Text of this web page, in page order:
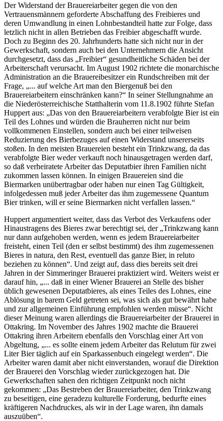
Der Widerstand der Brauereiarbeiter gegen die von den
Vertrauensmännern geforderte Abschaffung des Freibieres und
deren Umwandlung in einen Lohnbestandteil hatte zur Folge, dass
letzlich nicht in allen Betrieben das Freibier abgeschafft wurde.
Doch zu Beginn des 20. Jahrhunderts hatte sich nicht nur in der
Gewerkschaft, sondern auch bei den Unternehmern die Ansicht
durchgesetzt, dass das „Freibier“ gesundheitliche Schäden bei der
Arbeiterschaft verursacht. Im August 1902 richtete die monarchische
Administration an die Brauereibesitzer ein Rundschreiben mit der
Frage, „... auf welche Art man den Biergenuß bei den
Brauereiarbeitern einschränken kann?“ In seiner Stellungnahme an
die Niederösterreichische Statthalterin vom 11.8.1902 führte Stefan
Huppert aus: „Das von den Brauereiarbeitern verabfolgte Bier ist ein
Teil des Lohnes und würden die Brauherren nicht nur beim
vollkommenen Einstellen, sondern auch bei einer teilweisen
Reduzierung des Bierbezuges auf einen Widerstand unsererseits
stoßen. In den meisten Brauereien besteht ein Trinkzwang, da das
verabfolgte Bier weder verkauft noch hinausgetragen werden darf,
so daß verheiratete Arbeiter das Deputatbier ihren Familien nicht
zukommen lassen können. In einigen Brauereien sind die
Biermarken unübertragbar oder haben nur einen Tag Gültigkeit,
infolgedessen muß jeder Arbeiter das ihm zugemessene Quantum
Bier trinken, will er seine Biermarken nicht verfallen lassen.“
Huppert argumentiert weiter, dass das Verbot des Verkaufens oder
Hinaustragens des Bieres zwar berechtigt sei, der „Trinkzwang kann
nur dann aufgehoben werden, wenn es jedem Brauereiarbeiter
freisteht, einen Teil (den er selbst bestimmt) des ihm zugemessenen
Bieres in natura, den Rest, eventuell das ganze Bier, in reluto
beziehen zu können“. Und zeigt auf, dass dies bereits seit drei
Jahren in der Simmeringer Brauerei praktiziert wird. Weiters weist er
darauf hin, „... daß in einer Wiener Brauerei an Stelle des bisher
üblich gewesenen Deputatbieres, als eines Teiles des Lohnes, eine
Ablösung in barem Geld getreten sei, was sich als gut bewährt habe
und zur allgemeinen Einführung empfohlen werden müsse“. Nicht
dieser Meinung waren allerdings die Brauereiarbeiter der Brauerei in
Ottakring. Im November des Jahres 1902 machte die Brauerei
Ottakring ihren Arbeitern ebenfalls den Vorschlag einer Art von
Abgeltung, „... es sollte einem jedem Arbeiter das Relutum für zwei
Liter Bier täglich auf ein Sparkassenbuch eingelegt werden“. Die
Arbeiter waren damit aber nicht einverstanden, worauf die Direktion
der Brauerei den Vorschlag wieder zurückgezogen hat. Die
Gewerkschaften sahen den richtigen Zeitpunkt noch nicht
gekommen: „Das Bestreben der Brauereiarbeiter, den Trinkzwang
zu beseitigen, eine geradezu kulturelle Forderung, bedurfte eines
kräftigeren Nachdruckes, als wir in der Lage waren, ihn damals
auszuüben“.